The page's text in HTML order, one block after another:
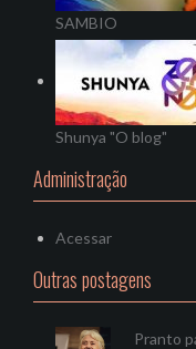
SAMBIO
Shunya "O blog"
Administração
Acessar
Outras postagens
Pranto